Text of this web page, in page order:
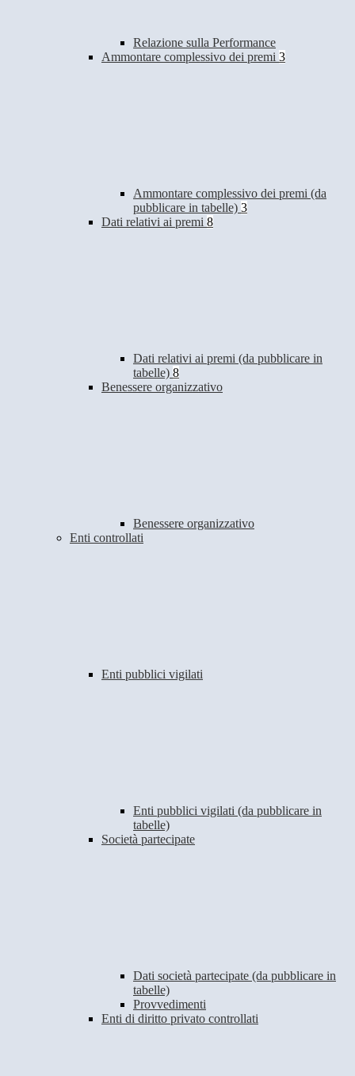
Relazione sulla Performance
Ammontare complessivo dei premi 3
Ammontare complessivo dei premi (da
pubblicare in tabelle) 3
Dati relativi ai premi 8
Dati relativi ai premi (da pubblicare in
tabelle) 8
Benessere organizzativo
Benessere organizzativo
Enti controllati
Enti pubblici vigilati
Enti pubblici vigilati (da pubblicare in
tabelle)
Società partecipate
Dati società partecipate (da pubblicare in
tabelle)
Provvedimenti
Enti di diritto privato controllati